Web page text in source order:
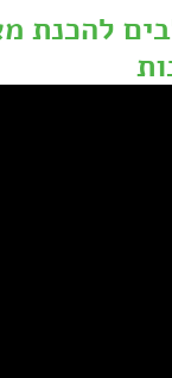
להכנת